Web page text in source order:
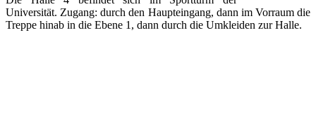
Universität. Zugang: durch den Haupteingang, dann im Vorraum die
Treppe hinab in die Ebene 1, dann durch die Umkleiden zur Halle.